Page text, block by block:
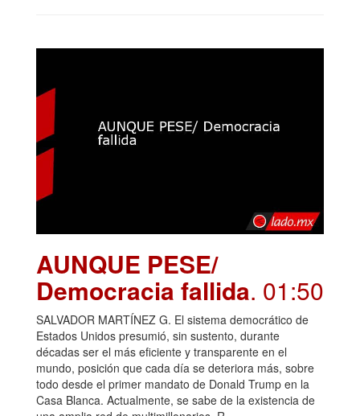
AUNQUE PESE/
Democracia fallida. 01:50
SALVADOR MARTÍNEZ G. El sistema democrático de
Estados Unidos presumió, sin sustento, durante
décadas ser el más eficiente y transparente en el
mundo, posición que cada día se deteriora más, sobre
todo desde el primer mandato de Donald Trump en la
Casa Blanca. Actualmente, se sabe de la existencia de